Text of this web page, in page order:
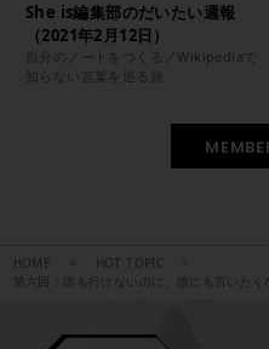
She is編集部のだいたい週報
（2021年2月12日）
自分のノートをつくる／Wikipediaで
知らない言葉を巡る旅
HOME
HOT TOPIC
第六回：誰も行けないのに、誰にも言いたく